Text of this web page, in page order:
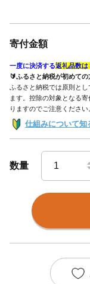
寄付金額
一度に決済する返礼品数は
🔰ふるさと納税が初めて
ふるさと納税では原則と
ます。控除の対象となる
りますのでご注意ください
仕組みについて知
数量